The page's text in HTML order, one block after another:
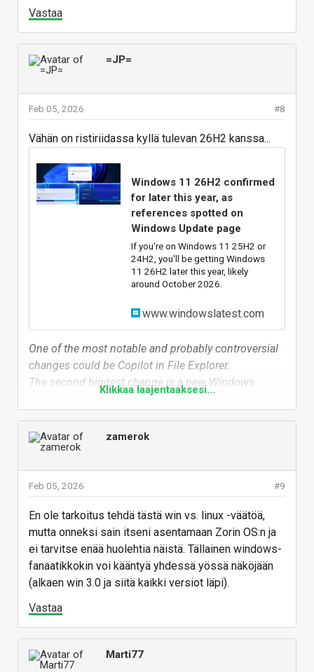
Vastaa
=JP=
#8
Feb 05, 2026
Vähän on ristiriidassa kyllä tulevan 26H2 kanssa...
Windows 11 26H2 confirmed
for later this year, as
references spotted on
Windows Update page
If you're on Windows 11 25H2 or
24H2, you'll be getting Windows
11 26H2 later this year, likely
around October 2026.
www.windowslatest.com
One of the most notable and probably controversial
changes could be Copilot in File Explorer.
The second biggest change is a new Windows
Search experience powered by Copilot, called “Ask
Vastaa
Klikkaa laajentaaksesi...
zamerok
#9
Feb 05, 2026
En ole tarkoitus tehdä tästä win vs. linux -väätöä,
mutta onneksi sain itseni asentamaan Zorin OS:n ja
ei tarvitse enää huolehtia näistä. Tällainen windows-
fanaatikkokin voi kääntyä yhdessä yössä näköjään
(alkaen win 3.0 ja siitä kaikki versiot läpi).
Vastaa
Marti77